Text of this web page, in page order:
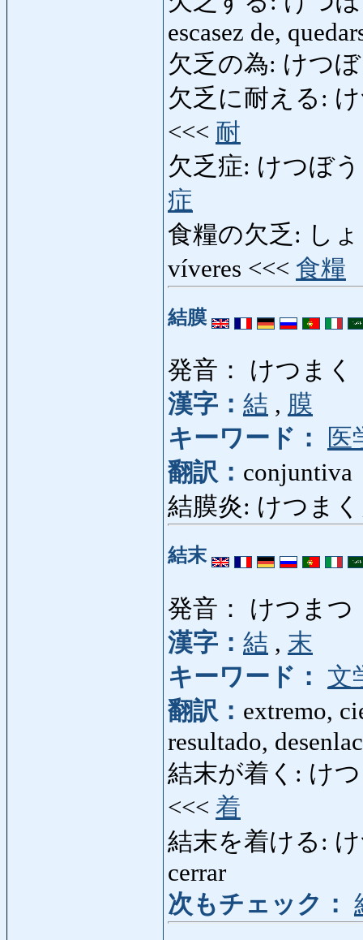
escasez de,
欠乏の為: けつ
欠乏に耐える: け
<<< 耐
欠乏症: けつぼう
症
食糧の欠乏: し
víveres <<< 食糧
結膜
発音： けつまく
漢字： 結 , 膜
キーワード：
医
翻訳： conjuntiva
結膜炎: けつま
結末
発音： けつまつ
漢字： 結 , 末
キーワード：
文
翻訳： extremo,
resultado,
結末が着く: けつ
<<< 着
結末を着ける:
cerrar
次もチェック：